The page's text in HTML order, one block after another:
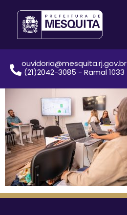
ouvidoria@mesquita.rj.gov.br
(21)2042-3085 - Ramal 1033